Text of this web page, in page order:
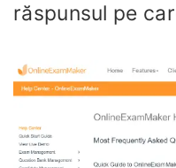
răspunsul pe